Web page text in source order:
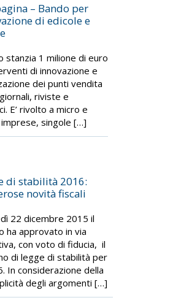
– Bando per
di edicole e
stanzia 1 milione di euro
di innovazione e
dei punti vendita
riviste e
E’ rivolto a micro e
imprese, singole […]
di stabilità 2016:
novità fiscali
22 dicembre 2015 il
ha approvato in via
con voto di fiducia, il
di legge di stabilità per
In considerazione della
degli argomenti […]